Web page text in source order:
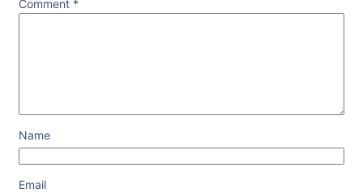
Comment *
Name
Email